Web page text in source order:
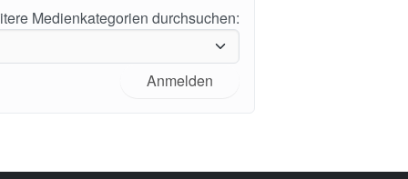
Medienkategorien durchsuchen:
Anmelden